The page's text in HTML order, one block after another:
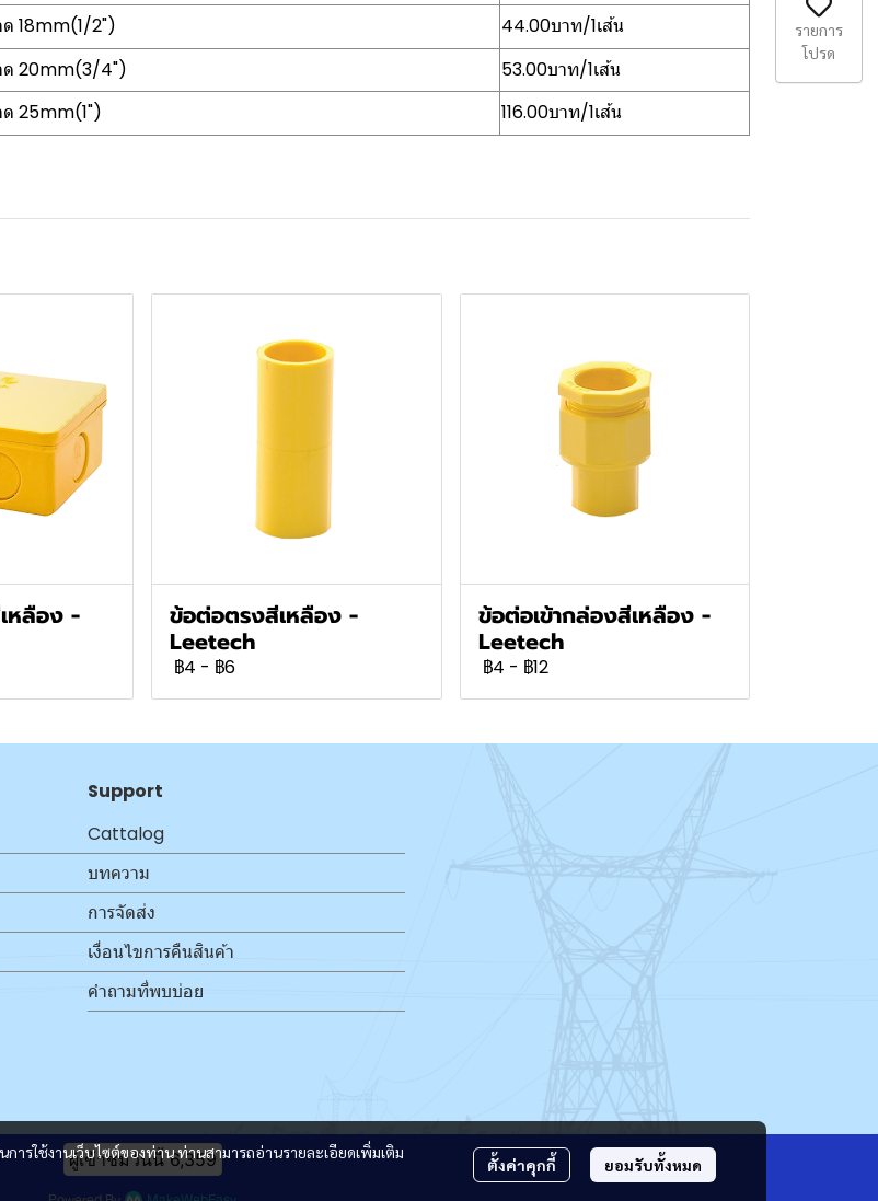
18mm(1/2")
44.00บาท/1เส้น
ด 20mm(3/4")
53.00บาท/1เส้น
25mm(1")
116.00บาท/1เส้น
หลือง -
ข้อต่อตรงสีเหลือง -
Leetech
฿4 - ฿6
ข้อต่อเข้ากล่องสีเหลือง -
Leetech
฿4 - ฿12
รใช้งานเว็บไซต์ของท่าน ท่านสามารถอ่านรายละเอียดเพิ่มเติม
ตั้งค่าคุกกี้ ยอมรับทั้งหมด
Support
Cattalog
บทความ
การจัดส่ง
เงื่อนไขการคืนสินค้า
คำถามที่พบบ่อย
ผู้เข้าชมวันนี้6,359
รายการ
โปรด